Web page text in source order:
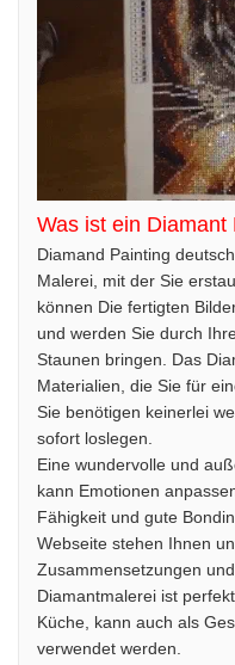
Was ist ein Diamant
Diamand Painting
Malerei, mit der Sie
können Die fertigten
und werden Sie durch
Staunen bringen. Das
Materialien, die Sie für
Sie benötigen keinerlei
sofort loslegen.
Eine wundervolle und
kann Emotionen
Fähigkeit und gute
Webseite stehen Ihnen
Zusammensetzungen
Diamantmalerei ist
Küche, kann auch als
verwendet werden.